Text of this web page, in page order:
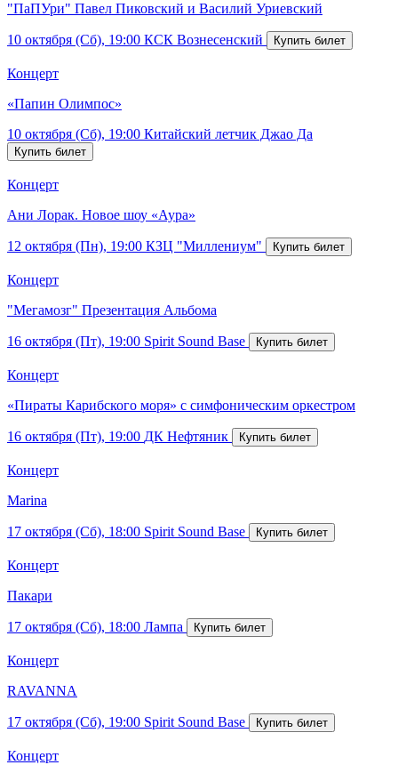
"ПаПУри" Павел Пиковский и Василий Уриевский
10 октября (Сб), 19:00 КСК Вознесенский
Концерт
«Папин Олимпос»
10 октября (Сб), 19:00 Китайский летчик Джао Да
Концерт
Ани Лорак. Новое шоу «Аура»
12 октября (Пн), 19:00 КЗЦ "Миллениум"
Концерт
"Мегамозг" Презентация Альбома
16 октября (Пт), 19:00 Spirit Sound Base
Концерт
«Пираты Карибского моря» с симфоническим оркестром
16 октября (Пт), 19:00 ДК Нефтяник
Концерт
Marina
17 октября (Сб), 18:00 Spirit Sound Base
Концерт
Пакари
17 октября (Сб), 18:00 Лампа
Концерт
RAVANNA
17 октября (Сб), 19:00 Spirit Sound Base
Концерт